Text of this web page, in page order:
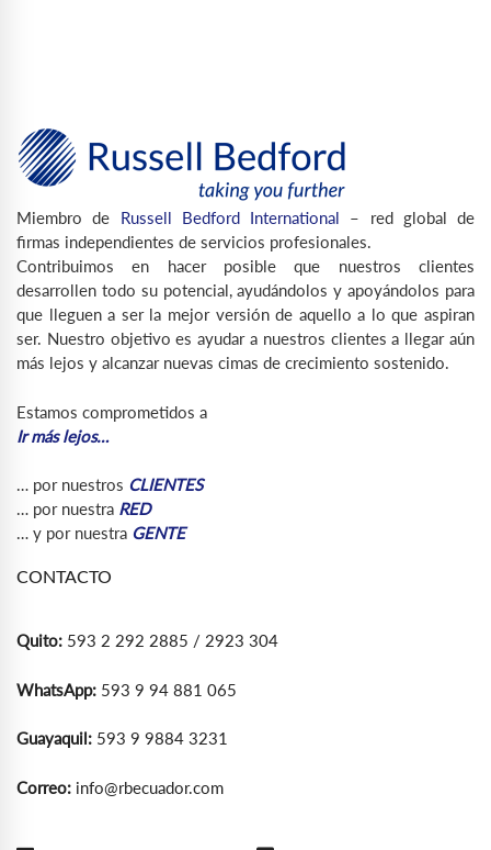
Miembro de Russell Bedford International – red global de
firmas independientes de servicios profesionales.
Contribuimos en hacer posible que nuestros clientes
desarrollen todo su potencial, ayudándolos y apoyándolos para
que lleguen a ser la mejor versión de aquello a lo que aspiran
ser. Nuestro objetivo es ayudar a nuestros clientes a llegar aún
más lejos y alcanzar nuevas cimas de crecimiento sostenido.
Estamos comprometidos a
Ir más lejos…
… por nuestros CLIENTES
… por nuestra RED
… y por nuestra GENTE
CONTACTO
Quito: 593 2 292 2885 / 2923 304
WhatsApp: 593 9 94 881 065
Guayaquil: 593 9 9884 3231
Correo: info@rbecuador.com